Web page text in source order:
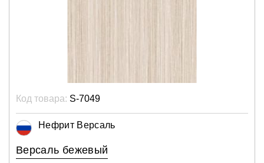
Код товара: S-7049
Нефрит Версаль
Версаль бежевый